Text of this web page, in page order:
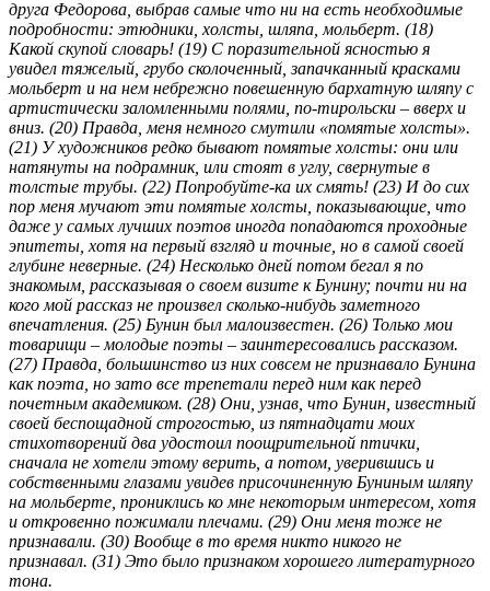
друга Федорова, выбрав самые что ни на есть необходимые
подробности: этюдники, холсты, шляпа, мольберт. (18)
Какой скупой словарь! (19) С поразительной ясностью я
увидел тяжелый, грубо сколоченный, запачканный красками
мольберт и на нем небрежно повешенную бархатную шляпу с
артистически заломленными полями, по-тирольски – вверх и
вниз. (20) Правда, меня немного смутили «помятые холсты».
(21) У художников редко бывают помятые холсты: они или
натянуты на подрамник, или стоят в углу, свернутые в
толстые трубы. (22) Попробуйте-ка их смять! (23) И до сих
пор меня мучают эти помятые холсты, показывающие, что
даже у самых лучших поэтов иногда попадаются проходные
эпитеты, хотя на первый взгляд и точные, но в самой своей
глубине неверные. (24) Несколько дней потом бегал я по
знакомым, рассказывая о своем визите к Бунину; почти ни на
кого мой рассказ не произвел сколько-нибудь заметного
впечатления. (25) Бунин был малоизвестен. (26) Только мои
товарищи – молодые поэты – заинтересовались рассказом.
(27) Правда, большинство из них совсем не признавало Бунина
как поэта, но зато все трепетали перед ним как перед
почетным академиком. (28) Они, узнав, что Бунин, известный
своей беспощадной строгостью, из пятнадцати моих
стихотворений два удостоил поощрительной птички,
сначала не хотели этому верить, а потом, уверившись и
собственными глазами увидев присочиненную Буниным шляпу
на мольберте, прониклись ко мне некоторым интересом, хотя
и откровенно пожимали плечами. (29) Они меня тоже не
признавали. (30) Вообще в то время никто никого не
признавал. (31) Это было признаком хорошего литературного
тона.